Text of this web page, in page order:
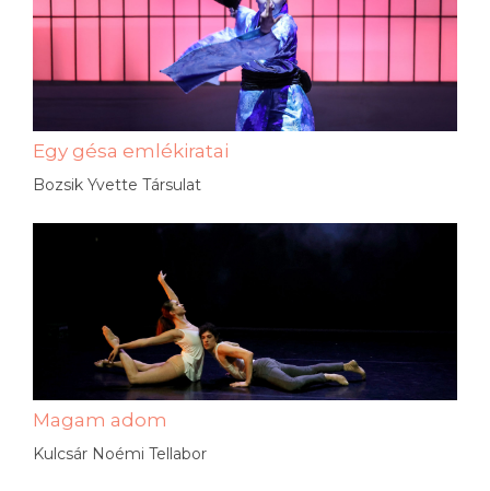
Egy gésa emlékiratai
Bozsik Yvette Társulat
Magam adom
Kulcsár Noémi Tellabor